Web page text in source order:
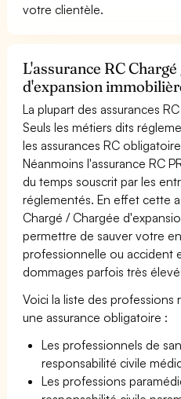
votre clientèle.
L'assurance RC
d'expansion
La plupart des assurances
Seuls les métiers dits
les assurances RC
Néanmoins l'assurance RC
du temps souscrit par les
réglementés. En effet cette
Chargé / Chargée
permettre de sauver votre
professionnelle ou accident
dommages parfois très
Voici la liste des professions
une assurance obligatoire :
Les professionnels de
responsabilité civile
Les professions